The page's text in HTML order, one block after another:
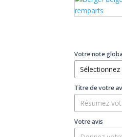
Votre note
Titre de votre
Votre avis